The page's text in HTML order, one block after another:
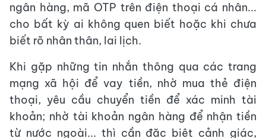
ngân hàng, mã OTP trên điện thoại cá nhân...
cho bất kỳ ai không quen biết hoặc khi chưa
biết rõ nhân thân, lai lịch.
Khi gặp những tin nhắn thông qua các trang
mạng xã hội để vay tiền, nhờ mua thẻ điện
thoại, yêu cầu chuyển tiền để xác minh tài
khoản; nhờ tài khoản ngân hàng để nhận tiền
từ nước ngoài... thì cần đặc biệt cảnh giác,